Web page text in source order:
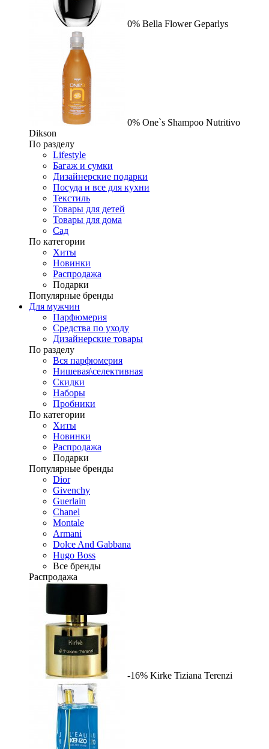
0% Bella Flower Geparlys
0% One`s Shampoo Nutritivo
Dikson
По разделу
Lifestyle
Багаж и сумки
Дизайнерские подарки
Посуда и все для кухни
Текстиль
Товары для детей
Товары для дома
Сад
По категории
Хиты
Новинки
Распродажа
Подарки
Популярные бренды
Для мужчин
Парфюмерия
Средства по уходу
Дизайнерские товары
По разделу
Вся парфюмерия
Нишевая\селективная
Скидки
Наборы
Пробники
По категории
Хиты
Новинки
Распродажа
Подарки
Популярные бренды
Dior
Givenchy
Guerlain
Chanel
Montale
Armani
Dolce And Gabbana
Hugo Boss
Все бренды
Распродажа
-16% Kirke Tiziana Terenzi